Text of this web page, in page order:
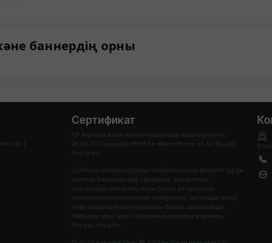
баннердің орны
|
Сертификат
ҚР Ақпарат және коммуникациялар министрлігінің
25.05.2017 жылдан №16544 «NewsRoom +» АА Куәлігі
берілген.
Сайттағы материалдарды пайдаланғанда міндетті түрде
сілтеме берулеріңізді сұраймыз. Ақпараттық
порталдағы авторлық және басқа да құқықтар
толығымен қорғалатынын ескертеміз. Автордың жеке
пікірі редакцияның көзқарасы болып саналмайды.
Жарнама мен түрлі хабарландыруларға жарнама
беруші жауапты.